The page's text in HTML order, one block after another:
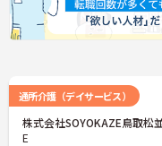
シュ休暇や残業少なめ
ランスを大切にしなが
【「目指すは世界一仲
する定着率の高さと安心
・毎朝のミーティング
通所介護（デイサービス）
株式会社SOYOKAZE鳥取松
E